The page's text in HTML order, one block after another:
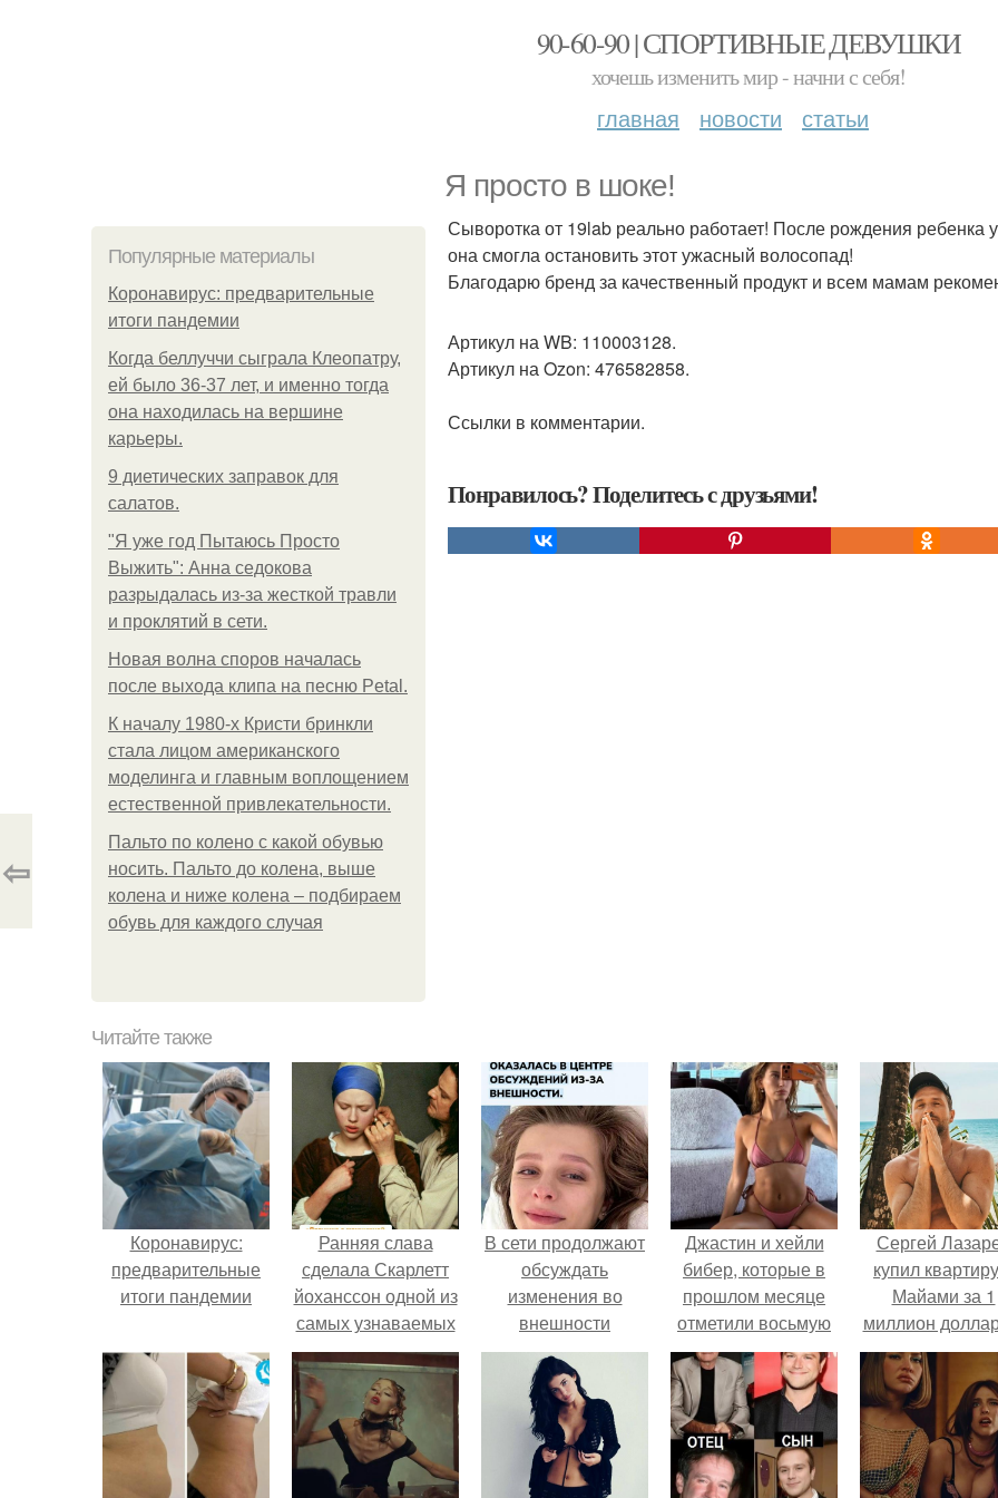
90-60-90 | СПОРТИВНЫЕ ДЕВУШКИ
хочешь изменить мир - начни с себя!
главная новости статьи
Я просто в шоке!
Популярные материалы
Коронавирус: предварительные
итоги пандемии
Когда беллуччи сыграла Клеопатру,
ей было 36-37 лет, и именно тогда
она находилась на вершине
карьеры.
9 диетических заправок для
салатов.
"Я уже год Пытаюсь Просто
Выжить": Анна седокова
разрыдалась из-за жесткой травли
и проклятий в сети.
Новая волна споров началась
после выхода клипа на песню Petal.
К началу 1980-х Кристи бринкли
стала лицом американского
моделинга и главным воплощением
естественной привлекательности.
Пальто по колено с какой обувью
носить. Пальто до колена, выше
колена и ниже колена – подбираем
обувь для каждого случая
Сыворотка от 19lab реально работает! После рождения ребенка
она смогла остановить этот ужасный волосопад!
Благодарю бренд за качественный продукт и всем мамам
Артикул на WB: 110003128.
Артикул на Ozon: 476582858.
Ссылки в комментарии.
Понравилось? Поделитесь с друзьями!
⇦
Читайте также
Коронавирус:
предварительные
итоги пандемии
Ранняя слава
сделала Скарлетт
йоханссон одной из
самых узнаваемых
актрис голливуда,
но за глянцевым
фасадом
скрывалась
огромная
неуверенность.
В сети продолжают
обсуждать
изменения во
внешности
актрисы.
Джастин и хейли
бибер, которые в
прошлом месяце
отметили восьмую
годовщину
помолвки, показали
новые фото с
совместного
отдыха.
Сергей
купил
Майами за 1
миллион